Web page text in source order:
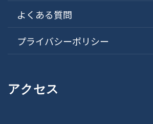
よくある質問
プライバシーポリシー
アクセス